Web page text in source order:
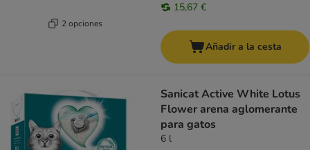
2 opciones
15,67 €
Añadir a la cesta
Sanicat Active White Lotus
Flower arena aglomerante
para gatos
6 l